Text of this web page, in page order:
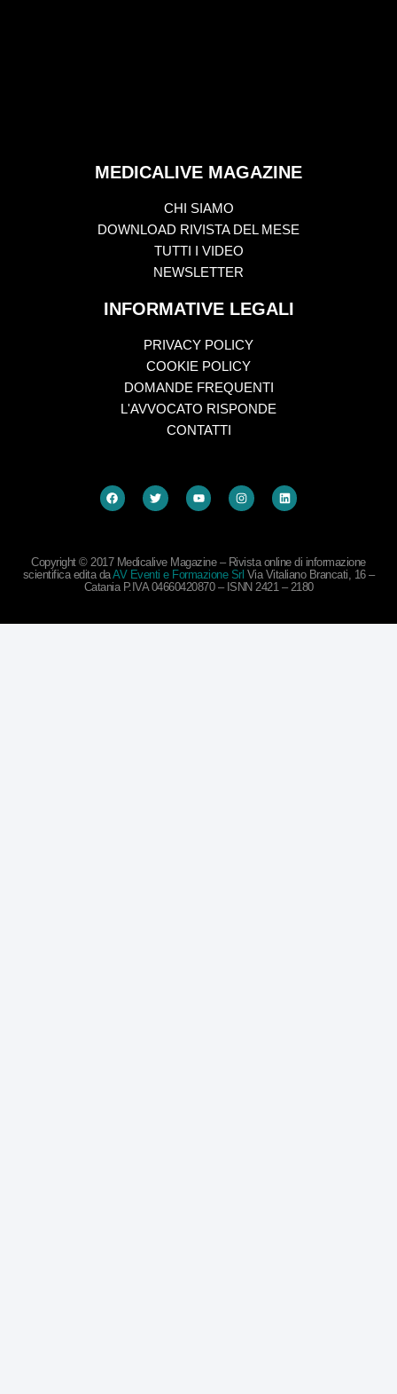
MEDICALIVE MAGAZINE
CHI SIAMO
DOWNLOAD RIVISTA DEL MESE
TUTTI I VIDEO
NEWSLETTER
INFORMATIVE LEGALI
PRIVACY POLICY
COOKIE POLICY
DOMANDE FREQUENTI
L'AVVOCATO RISPONDE
CONTATTI
Copyright © 2017 Medicalive Magazine – Rivista online di informazione
scientifica edita daAV Eventi e Formazione Srl Via Vitaliano Brancati, 16 –
Catania P.IVA 04660420870 – ISNN 2421 – 2180